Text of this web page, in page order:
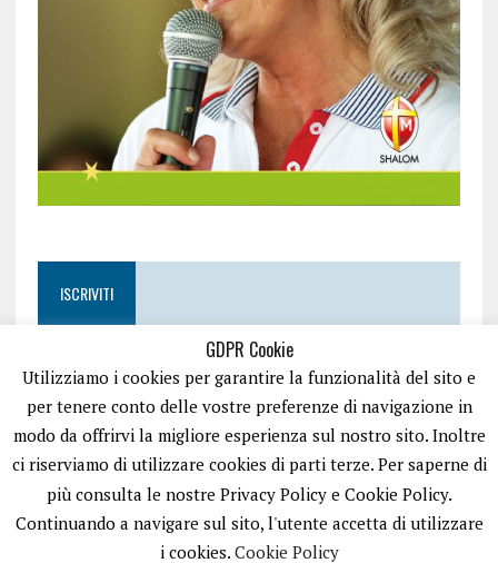
ISCRIVITI
GDPR Cookie
Utilizziamo i cookies per garantire la funzionalità del sito e
per tenere conto delle vostre preferenze di navigazione in
modo da offrirvi la migliore esperienza sul nostro sito. Inoltre
ci riserviamo di utilizzare cookies di parti terze. Per saperne di
più consulta le nostre Privacy Policy e Cookie Policy.
Continuando a navigare sul sito, l'utente accetta di utilizzare
i cookies. Cookie Policy